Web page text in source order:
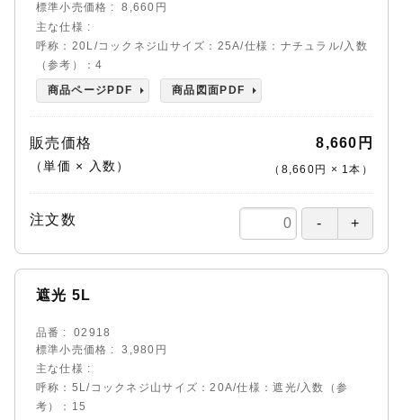
標準小売価格
8,660円
主な仕様
呼称：20L/コックネジ山サイズ：25A/仕様：ナチュラル/入数
（参考）：4
商品ページPDF
商品図面PDF
販売価格
（単価 × 入数）
8,660円
（ 8,660円 × 1本 ）
注文数
遮光 5L
品番
02918
標準小売価格
3,980円
主な仕様
呼称：5L/コックネジ山サイズ：20A/仕様：遮光/入数（参
考）：15